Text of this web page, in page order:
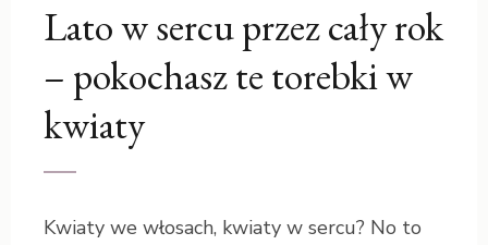
Lato w sercu przez cały rok
– pokochasz te torebki w
kwiaty
Kwiaty we włosach, kwiaty w sercu? No to